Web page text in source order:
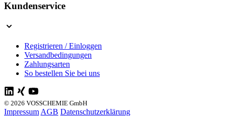
Kundenservice
Registrieren / Einloggen
Versandbedingungen
Zahlungsarten
So bestellen Sie bei uns
© 2026 VOSSCHEMIE GmbH
Impressum AGB Datenschutzerklärung